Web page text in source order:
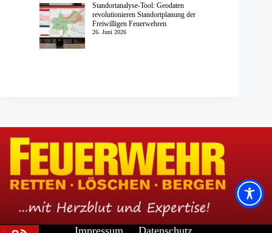
Standortanalyse-Tool: Geodaten
revolutionieren Standortplanung der
Freiwilligen Feuerwehren
26. Juni 2026
Impressum Datenschutz